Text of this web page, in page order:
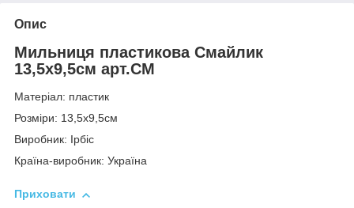
Опис
Мильниця пластикова Смайлик
13,5х9,5см арт.СМ
Матеріал: пластик
Розміри: 13,5х9,5см
Виробник: Ірбіс
Країна-виробник: Україна
Приховати